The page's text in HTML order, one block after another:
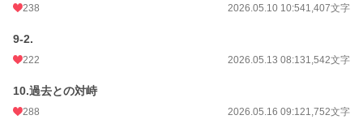
238 2026.05.10 10:541,407文字
9-2.
222 2026.05.13 08:131,542文字
10.過去との対峙
288 2026.05.16 09:121,752文字